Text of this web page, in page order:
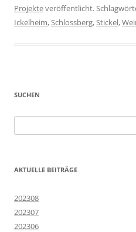
Projekteveröffentlicht.
Ickelheim,Schlossberg,Stickel,
SUCHEN
nach:
AKTUELLE BEITRÄGE
202308
202307
202306